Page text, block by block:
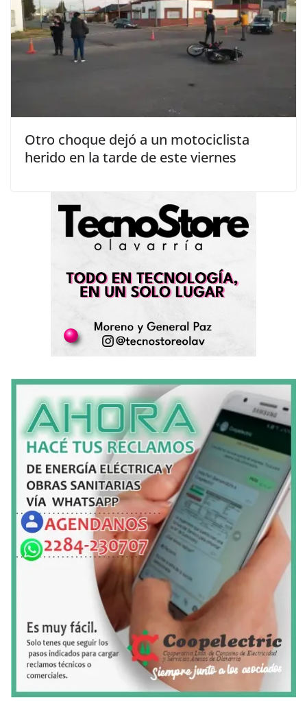
Otro choque dejó a un motociclista
herido en la tarde de este viernes